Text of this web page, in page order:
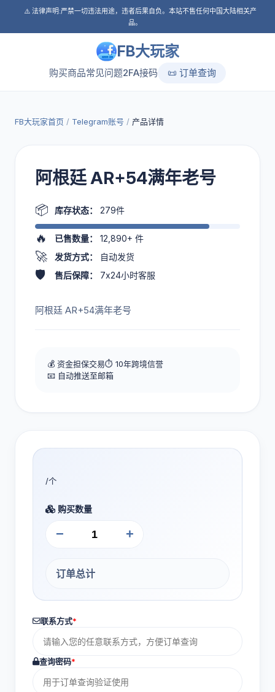
⚠️ 法律声明:严禁一切违法用途，违者后果自负。本站不售任何中国大陆相关产
品。
FB大玩家
购买商品常见问题2FA接码 📜 订单查询
FB大玩家首页 / Telegram账号 / 产品详情
阿根廷 AR+54满年老号
📦 库存状态： 279件
🔥 已售数量： 12,890+ 件
🚀 发货方式： 自动发货
🛡️ 售后保障： 7x24小时客服
阿根廷 AR+54满年老号
💰 资金担保交易⏱️ 10年跨境信誉
📧 自动推送至邮箱
/个
购买数量
− +
订单总计
联系方式*
查询密码*